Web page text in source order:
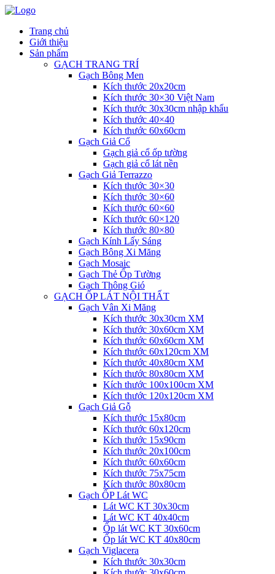
Trang chủ
Giới thiệu
Sản phẩm
GẠCH TRANG TRÍ
Gạch Bông Men
Kích thước 20x20cm
Kích thước 30×30 Việt Nam
Kích thước 30x30cm nhập khẩu
Kích thước 40×40
Kích thước 60x60cm
Gạch Giả Cổ
Gạch giả cổ ốp tường
Gạch giả cổ lát nền
Gạch Giả Terrazzo
Kích thước 30×30
Kích thước 30×60
Kích thước 60×60
Kích thước 60×120
Kích thước 80×80
Gạch Kính Lấy Sáng
Gạch Bông Xi Măng
Gạch Mosaic
Gạch Thẻ Ốp Tường
Gạch Thông Gió
GẠCH ỐP LÁT NỘI THẤT
Gạch Vân Xi Măng
Kích thước 30x30cm XM
Kích thước 30x60cm XM
Kích thước 60x60cm XM
Kích thước 60x120cm XM
Kích thước 40x80cm XM
Kích thước 80x80cm XM
Kích thước 100x100cm XM
Kích thước 120x120cm XM
Gạch Giả Gỗ
Kích thước 15x80cm
Kích thước 60x120cm
Kích thước 15x90cm
Kích thước 20x100cm
Kích thước 60x60cm
Kích thước 75x75cm
Kích thước 80x80cm
Gạch ỐP Lát WC
Lát WC KT 30x30cm
Lát WC KT 40x40cm
Ốp lát WC KT 30x60cm
Ốp lát WC KT 40x80cm
Gạch Viglacera
Kích thước 30x30cm